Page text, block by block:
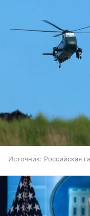
Источник: Российская